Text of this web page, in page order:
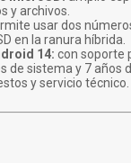
y archivos.
usar dos
en la ranura híbrida.
14: con soporte
de sistema y 7 años
y servicio técnico.